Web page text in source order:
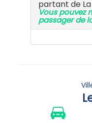
partant de La
Vous pouvez
passager de